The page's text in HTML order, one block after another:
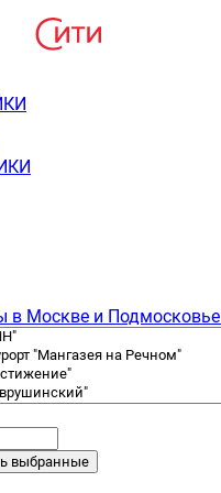
в Москве и Подмосковье
выбранные